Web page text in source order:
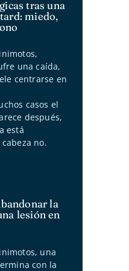
tras una
miedo,
una caída,
centrarse en
casos el
después,
está
no.
la
lesión en
una
con la